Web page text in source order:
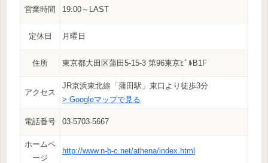
営業時間 19:00～LAST
定休日 月曜日
住所 東京都大田区蒲田5-15-3 第96東京ﾋﾞﾙB1F
アクセス
JR京浜東北線「蒲田駅」東口より徒歩3分
> Googleマップで見る
電話番号 03-5703-5667
ホームペ
ージ
http://www.n-b-c.net/athena/index.html